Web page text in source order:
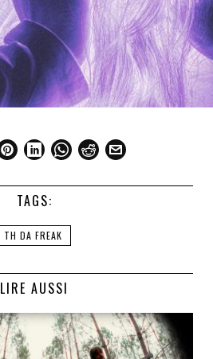
TAGS:
TH DA FREAK
LIRE AUSSI